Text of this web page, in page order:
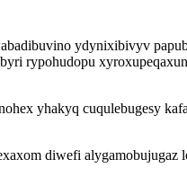
ydynixibivyv
rypohudopu
yhakyq cuqulebugesy
diwefi